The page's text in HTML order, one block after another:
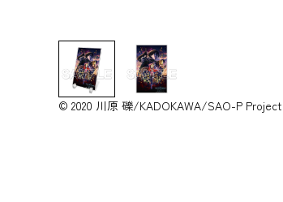
© 2020 川原 礫/KADOKAWA/SAO-P Project